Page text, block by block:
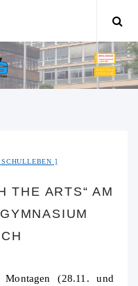
SCHULLEBEN
THE ARTS“ AM
Montagen (28.11. und